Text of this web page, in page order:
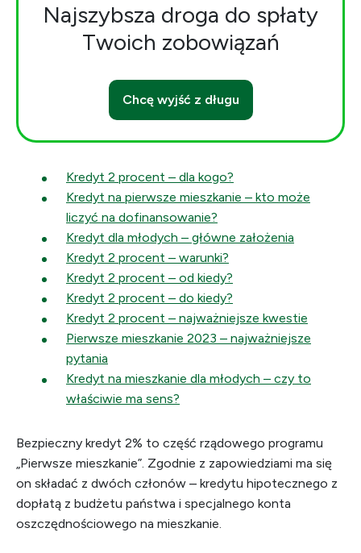
Najszybsza droga do spłaty
Twoich zobowiązań
Chcę wyjść z długu
Kredyt 2 procent – dla kogo?
Kredyt na pierwsze mieszkanie – kto może
liczyć na dofinansowanie?
Kredyt dla młodych – główne założenia
Kredyt 2 procent – warunki?
Kredyt 2 procent – od kiedy?
Kredyt 2 procent – do kiedy?
Kredyt 2 procent – najważniejsze kwestie
Pierwsze mieszkanie 2023 – najważniejsze
pytania
Kredyt na mieszkanie dla młodych – czy to
właściwie ma sens?
Bezpieczny kredyt 2% to część rządowego programu
„Pierwsze mieszkanie”. Zgodnie z zapowiedziami ma się
on składać z dwóch członów – kredytu hipotecznego z
dopłatą z budżetu państwa i specjalnego konta
oszczędnościowego na mieszkanie.